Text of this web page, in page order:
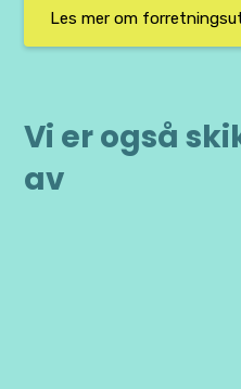
Les mer om
Vi er også
av